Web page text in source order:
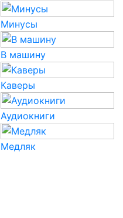
Минусы
В машину
Каверы
Аудиокниги
Медляк